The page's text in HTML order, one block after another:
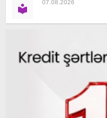
07.08.2026